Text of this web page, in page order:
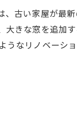
古い家屋が最
きな窓を追加
なリノベーシ